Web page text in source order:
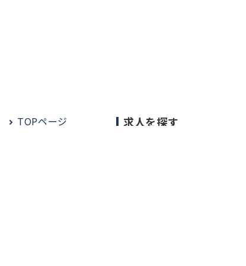
TOPページ 求人を探す